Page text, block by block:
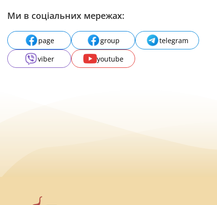
Ми в соціальних мережах:
page group
telegram
viber
youtube